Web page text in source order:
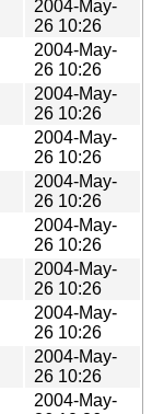
2004-May-
26 10:26
2004-May-
26 10:26
2004-May-
26 10:26
2004-May-
26 10:26
2004-May-
26 10:26
2004-May-
26 10:26
2004-May-
26 10:26
2004-May-
26 10:26
2004-May-
26 10:26
2004-May-